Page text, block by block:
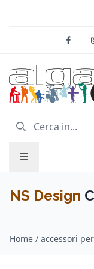
NS Design
Home /